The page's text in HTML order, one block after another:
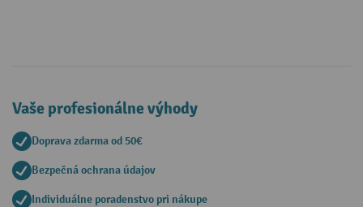
Vaše profesionálne výhody
Doprava zdarma od 50€
Bezpečná ochrana údajov
Individuálne poradenstvo pri nákupe